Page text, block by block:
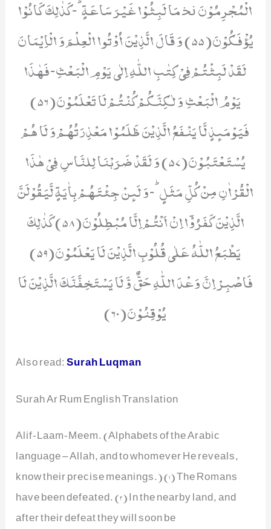
الْمُجْرِمُوْنَ ﳔ مَا لَبِثُوْا غَیْرَ سَاعَةٍؕ-كَذٰلِكَ كَانُوْا
یُؤْفَكُوْنَ(55) وَ قَالَ الَّذِیْنَ اُوْتُوا الْعِلْمَ وَ الْاِیْمَانَ
لَقَدْ لَبِثْتُمْ فِیْ كِتٰبِ اللّٰهِ اِلٰى یَوْمِ الْبَعْثِ-فَهٰذَا
یَوْمُ الْبَعْثِ وَ لٰكِنَّكُمْ كُنْتُمْ لَا تَعْلَمُوْنَ(56)
فَیَوْمَىٕذٍ لَّا یَنْفَعُ الَّذِیْنَ ظَلَمُوْا مَعْذِرَتُهُمْ وَ لَا هُمْ
یُسْتَعْتَبُوْنَ(57) وَ لَقَدْ ضَرَبْنَا لِلنَّاسِ فِیْ هٰذَا
الْقُرْاٰنِ مِنْ كُلِّ مَثَلٍؕ-وَ لَىٕنْ جِئْتَهُمْ بِاٰیَةٍ لَّیَقُوْلَنَّ
الَّذِیْنَ كَفَرُوْۤا اِنْ اَنْتُمْ اِلَّا مُبْطِلُوْنَ(58) كَذٰلِكَ
یَطْبَعُ اللّٰهُ عَلٰى قُلُوْبِ الَّذِیْنَ لَا یَعْلَمُوْنَ(59)
فَاصْبِرْ اِنَّ وَعْدَ اللّٰهِ حَقٌّ وَّ لَا یَسْتَخِفَّنَّكَ الَّذِیْنَ لَا
یُوْقِنُوْنَ(60)
Also read:Surah Luqman
Surah Ar Rum English Translation
Alif-Laam-Meem. (Alphabets of the Arabic
language – Allah, and to whomever He reveals,
know their precise meanings.) (1) The Romans
have been defeated. (2) In the nearby land, and
after their defeat they will soon be